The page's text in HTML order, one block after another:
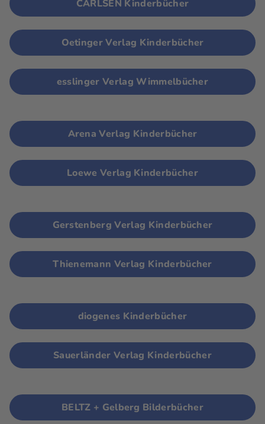
CARLSEN Kinderbücher
Oetinger Verlag Kinderbücher
esslinger Verlag Wimmelbücher
Arena Verlag Kinderbücher
Loewe Verlag Kinderbücher
Gerstenberg Verlag Kinderbücher
Thienemann Verlag Kinderbücher
diogenes Kinderbücher
Sauerländer Verlag Kinderbücher
BELTZ + Gelberg Bilderbücher